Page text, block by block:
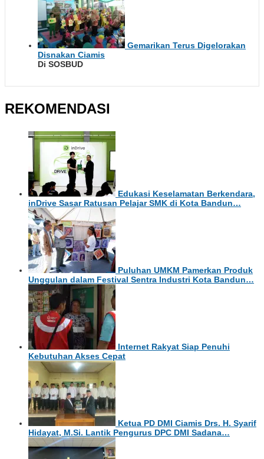
Gemarikan Terus Digelorakan
Disnakan Ciamis
Di SOSBUD
REKOMENDASI
Edukasi Keselamatan Berkendara,
inDrive Sasar Ratusan Pelajar SMK di Kota Bandun…
Puluhan UMKM Pamerkan Produk
Unggulan dalam Festival Sentra Industri Kota Bandun…
Internet Rakyat Siap Penuhi
Kebutuhan Akses Cepat
Ketua PD DMI Ciamis Drs. H. Syarif
Hidayat, M.Si. Lantik Pengurus DPC DMI Sadana…